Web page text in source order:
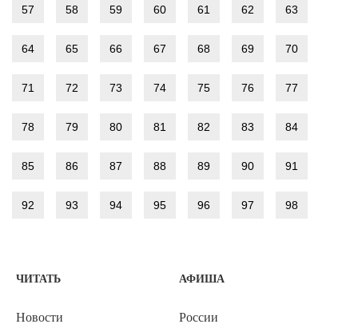
57 58 59 60 61 62 63
64 65 66 67 68 69 70
71 72 73 74 75 76 77
78 79 80 81 82 83 84
85 86 87 88 89 90 91
92 93 94 95 96 97 98
ЧИТАТЬ
Новости
АФИША
России